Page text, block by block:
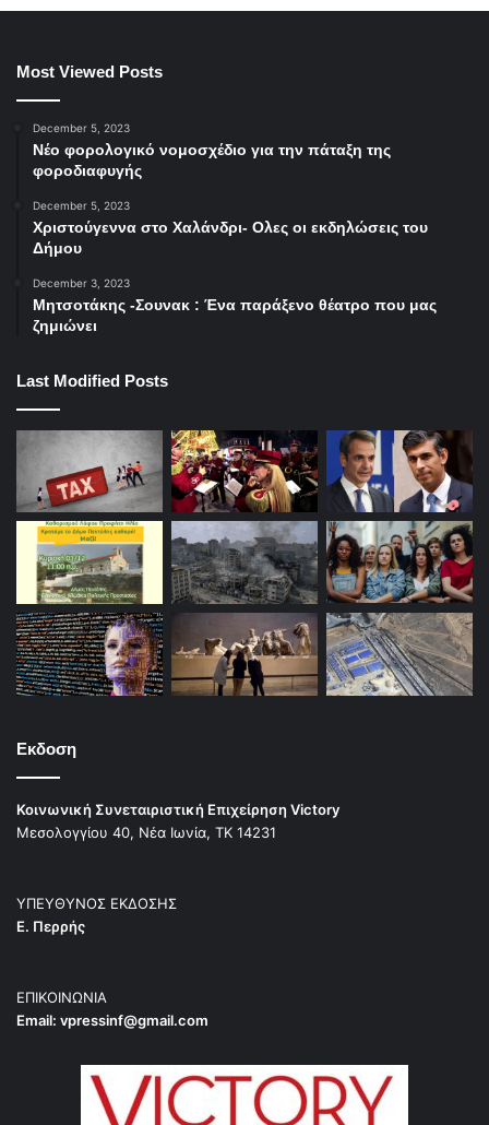
Most Viewed Posts
December 5, 2023
Νέο φορολογικό νομοσχέδιο για την πάταξη της
φοροδιαφυγής
December 5, 2023
Χριστούγεννα στο Χαλάνδρι- Ολες οι εκδηλώσεις του
Δήμου
December 3, 2023
Μητσοτάκης -Σουνακ : Ένα παράξενο θέατρο που μας
ζημιώνει
Last Modified Posts
Εκδοση
Κοινωνική Συνεταιριστική Επιχείρηση Victory
Μεσολογγίου 40, Νέα Ιωνία, ΤΚ 14231
ΥΠΕΥΘΥΝΟΣ ΕΚΔΟΣΗΣ
Ε. Περρής
ΕΠΙΚΟΙΝΩΝΙΑ
Email: vpressinf@gmail.com